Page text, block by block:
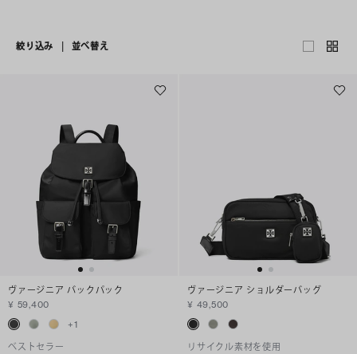
絞り込み 並べ替え
ヴァージニア バックパック
¥ 59,400
+1
ベストセラー
ヴァージニア ショルダーバッグ
¥ 49,500
リサイクル素材を使用